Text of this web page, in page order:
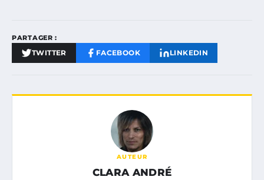
PARTAGER :
TWITTER FACEBOOK LINKEDIN
AUTEUR
CLARA ANDRÉ